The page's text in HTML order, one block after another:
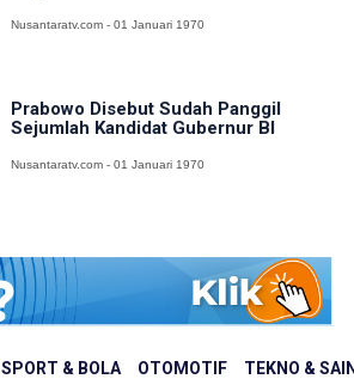
SPORT & BOLA OTOMOTIF TEKNO &
Nusantaratv.com - 01 Januari 1970
Prabowo Disebut Sudah Panggil
Sejumlah Kandidat Gubernur BI
Nusantaratv.com - 01 Januari 1970